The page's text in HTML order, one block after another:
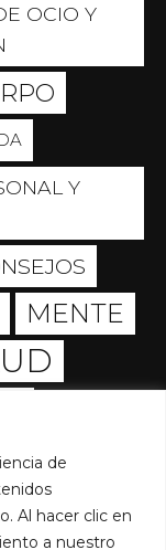
de
Al hacer clic en
a nuestro
OCIO Y
Y
MENTE